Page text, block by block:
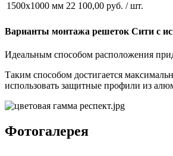
1500х1000 мм 22 100,00 руб. / шт.
Варианты монтажа решеток Сити с
Идеальным способом расположения
Таким способом достигается
использовать защитные профили из
Фотогалерея